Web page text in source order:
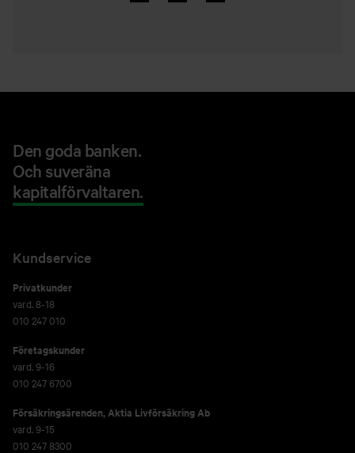
Den goda banken.
Och suveräna
kapitalförvaltaren.
Kundservice
Privatkunder
vard. 8-18
010 247 010
Företagskunder
vard. 9-16
010 247 6700
Försäkringsärenden, Aktia Livförsäkring Ab
vard. 9-15
010 247 8300